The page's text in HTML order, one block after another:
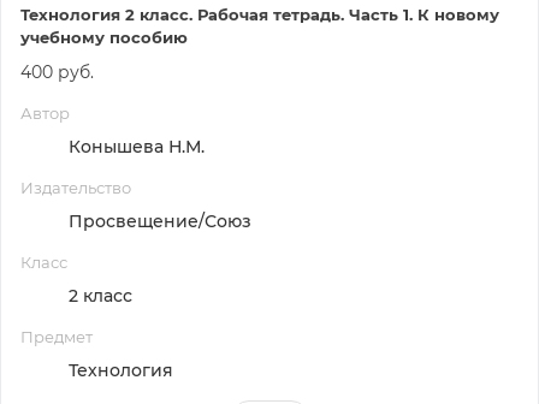
Технология 2 класс. Рабочая тетрадь. Часть 1. К новому
учебному пособию
400 руб.
Автор
Конышева Н.М.
Издательство
Просвещение/Союз
Класс
2 класс
Предмет
Технология